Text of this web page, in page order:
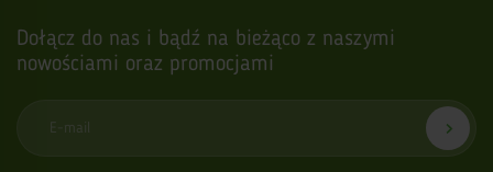
Dołącz do nas i bądź na bieżąco z naszymi
nowościami oraz promocjami
E-mail